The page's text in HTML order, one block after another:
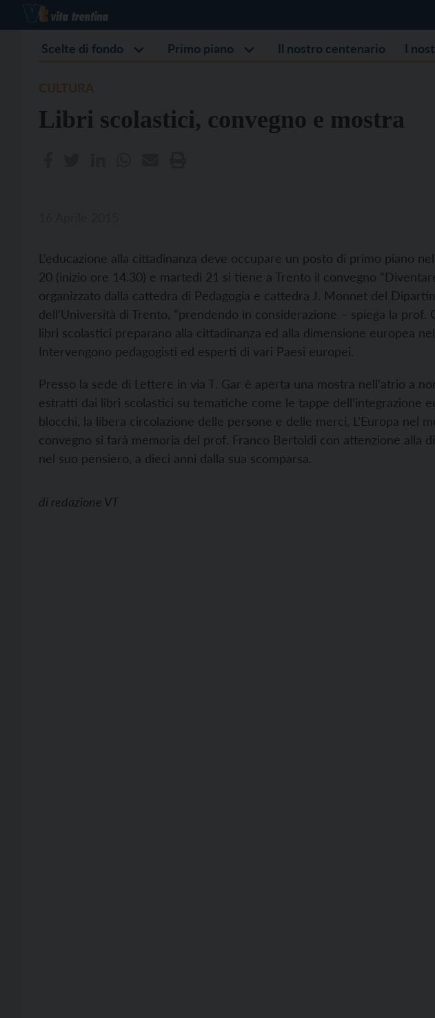
Scelte di fondo Primo piano Il nostro centenario I
Libri scolastici, convegno e mostra
L’educazione alla cittadinanza deve occupare un posto di primo piano
20 (inizio ore 14.30) e martedì 21 si tiene a Trento il convegno
organizzato dalla cattedra di Pedagogia e cattedra J. Monnet del
dell’Università di Trento, “prendendo in considerazione – spiega la prof.
libri scolastici preparano alla cittadinanza ed alla dimensione europea
Intervengono pedagogisti ed esperti di vari Paesi europei.
Presso la sede di Lettere in via T. Gar è aperta una mostra nell’atrio a
estratti dai libri scolastici su tematiche come le tappe dell’integrazione
blocchi, la libera circolazione delle persone e delle merci, L’Europa nel
convegno si farà memoria del prof. Franco Bertoldi con attenzione alla
nel suo pensiero, a dieci anni dalla sua scomparsa.
di redazione VT